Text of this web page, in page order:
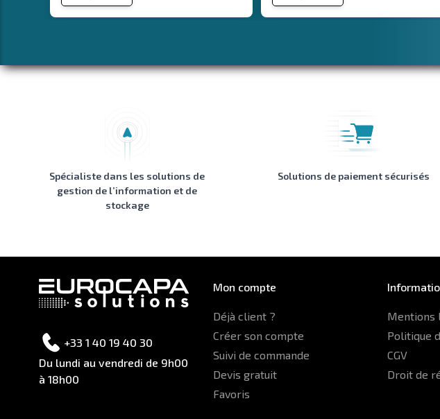
Spécialiste dans les solutions de
gestion de l’information et de
stockage
Solutions de paiement sécurisés
+33 1 40 19 40 30
Du lundi au vendredi de 9h00
à 18h00
Mon compte
Déjà client ?
Créer son compte
Suivi de commande
Devis gratuit
Favoris
Mentions
Politique
CGV
Droit de